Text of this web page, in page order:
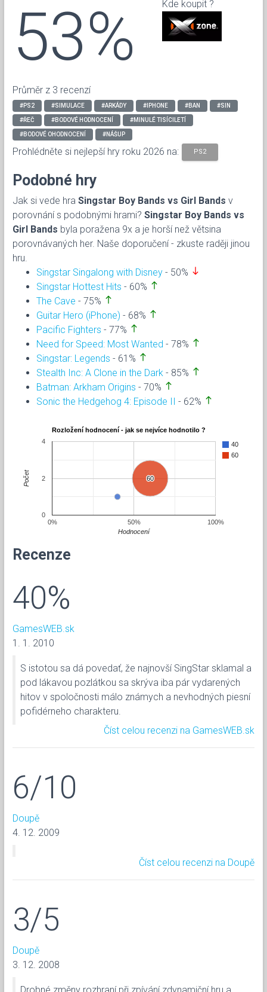
53%
Průměr z 3 recenzí
Kde koupit ?
#PS2 #SIMULACE #ARKÁDY #IPHONE #BAN #SIN
#ŘEČ #BODOVÉ HODNOCENÍ #MINULÉ TISÍCILETÍ
#BODOVÉ OHODNOCENÍ #NÁŠUP
Prohlédněte si nejlepší hry roku 2026 na: PS2
Podobné hry
Jak si vede hra Singstar Boy Bands vs Girl Bands v
porovnání s podobnými hrami? Singstar Boy Bands vs
Girl Bands byla poražena 9x a je horší než větsina
porovnávaných her. Naše doporučení - zkuste raději jinou
hru.
Singstar Singalong with Disney - 50% south
Singstar Hottest Hits - 60% north
The Cave - 75% north
Guitar Hero (iPhone) - 68% north
Pacific Fighters - 77% north
Need for Speed: Most Wanted - 78% north
Singstar: Legends - 61% north
Stealth Inc: A Clone in the Dark - 85% north
Batman: Arkham Origins - 70% north
Sonic the Hedgehog 4: Episode II - 62% north
Rozložení hodnocení - jak se nejvíce hodnotilo ?
40
60
60
60
0% 50% 100%
0
2
4
Hodnocení
Počet
Recenze
40%
GamesWEB.sk
1. 1. 2010
S istotou sa dá povedať, že najnovší SingStar sklamal a
pod lákavou pozlátkou sa skrýva iba pár vydarených
hitov v spoločnosti málo známych a nevhodných piesní
pofidérneho charakteru.
Číst celou recenzi na GamesWEB.sk
6/10
Doupě
4. 12. 2009
Číst celou recenzi na Doupě
3/5
Doupě
3. 12. 2008
Drobné změny rozhraní při zpívání zdynamiční hru a